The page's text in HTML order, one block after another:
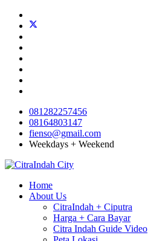
081282257456
08164803147
fienso@gmail.com
Weekdays + Weekend
Home
About Us
CitraIndah + Ciputra
Harga + Cara Bayar
Citra Indah Guide Video